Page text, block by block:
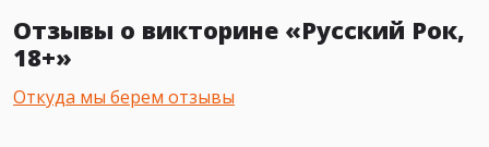
Отзывы о викторине «Русский Рок,
18+»
Откуда мы берем отзывы